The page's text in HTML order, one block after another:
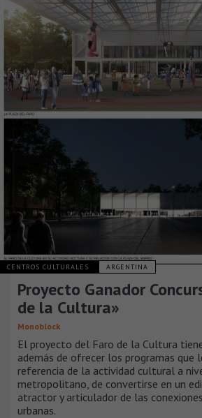
CENTROS CULTURALES ARGENTINA
Proyecto Ganador
de la Cultura»
Monoblock
El proyecto del Faro de la Cultura
además de ofrecer los programas que
referencia de la actividad cultural a
metropolitano, de convertirse en un
atractor y articulador de las
urbanas.